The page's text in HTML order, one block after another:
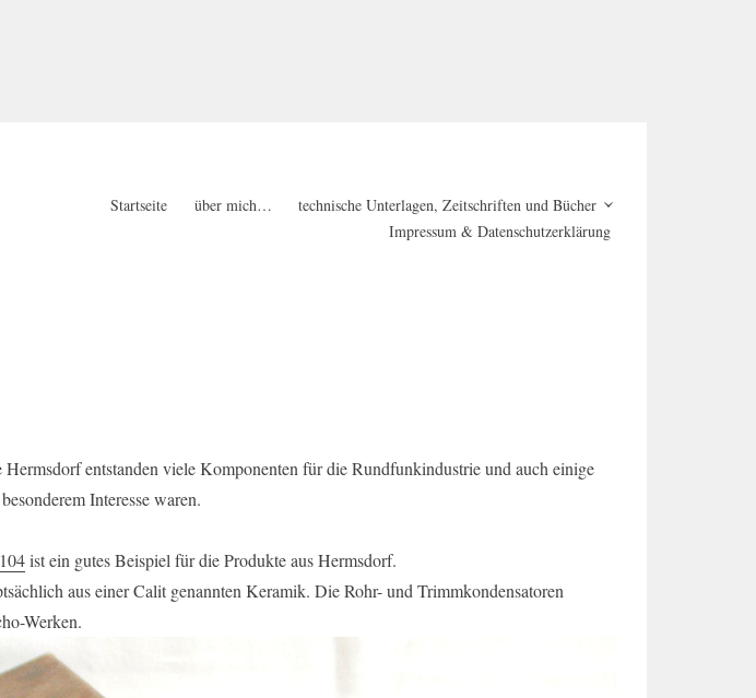
Startseite über mich…
technische Unterlagen, Zeitschriften und Bücher
Impressum & Datenschutzerklärung
entstanden viele Komponenten für die Rundfunkindustrie und auch einige
Interesse waren.
ist ein gutes Beispiel für die Produkte aus Hermsdorf.
aus einer Calit genannten Keramik. Die Rohr- und Trimmkondensatoren
Werken.